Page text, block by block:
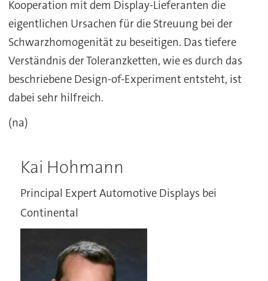
Kooperation mit dem Display-Lieferanten die
eigentlichen Ursachen für die Streuung bei der
Schwarzhomogenität zu beseitigen. Das tiefere
Verständnis der Toleranzketten, wie es durch das
beschriebene Design-of-Experiment entsteht, ist
dabei sehr hilfreich.
(na)
Kai Hohmann
Principal Expert Automotive Displays bei
Continental